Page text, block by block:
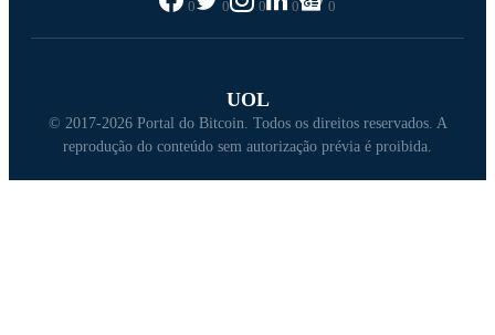
0 0 0 0 0
UOL
© 2017-2026 Portal do Bitcoin. Todos os direitos reservados. A
reprodução do conteúdo sem autorização prévia é proibida.